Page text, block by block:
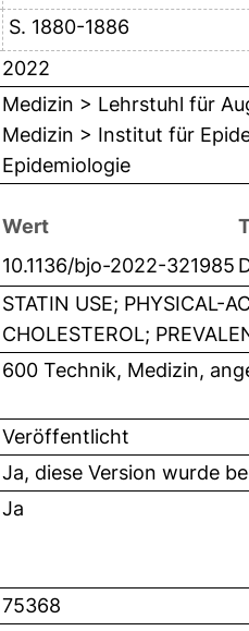
S. 1880-1886
2022
Medizin > Lehrstuhl für
Medizin > Institut für
Epidemiologie
Wert
10.1136/bjo-2022-321985
STATIN USE; PHYSICAL-
CHOLESTEROL;
600 Technik, Medizin,
Veröffentlicht
Ja, diese Version wurde
Ja
75368